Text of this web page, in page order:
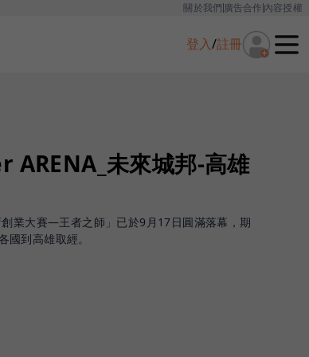
關於我們廣告合作內容授權
登入/註冊
未來城邦-高雄
業大賽—王者之師」已於9月17日圓滿落幕，期
到高雄取經。